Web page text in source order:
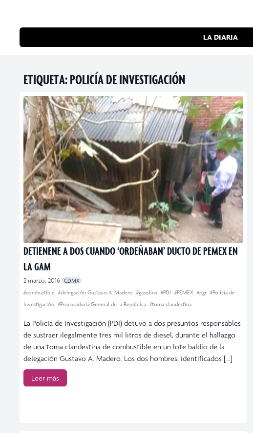
LA DIARIA
ETIQUETA:POLICÍA DE INVESTIGACIÓN
DETIENENE A DOS CUANDO ‘ORDEÑABAN’ DUCTO DE PEMEX EN
LA GAM
2 marzo, 2016 CDMX
#combustible #delegación Gustavo A. Madero #gasolina #PDI #PEMEX #pgr #Policía de
Investigación #Procuraduría General de la República #toma clandestina
La Policía de Investigación (PDI) detuvo a dos presuntos responsables
de sustraer ilegalmente tres mil litros de diesel, durante el hallazgo
de una toma clandestina de combustible en un lote baldío de la
delegación Gustavo A. Madero. Los dos hombres, identificados […]
Leer más